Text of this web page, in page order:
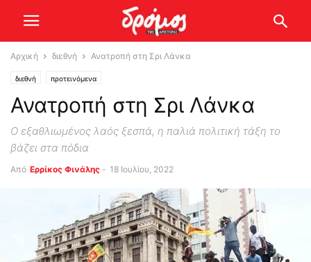
Αρχική διεθνή Ανατροπή στη Σρι Λάνκα
διεθνή προτεινόμενα
Ανατροπή στη Σρι Λάνκα
Ο εξαθλιωμένος λαός ξεσπά, η παλιά πολιτική τάξη το
βάζει στα πόδια
Από Ερρίκος Φινάλης - 18 Ιουλίου, 2022